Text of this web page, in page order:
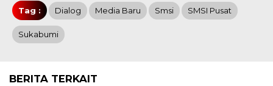
Tag : Dialog Media Baru Smsi SMSI Pusat
Sukabumi
BERITA TERKAIT